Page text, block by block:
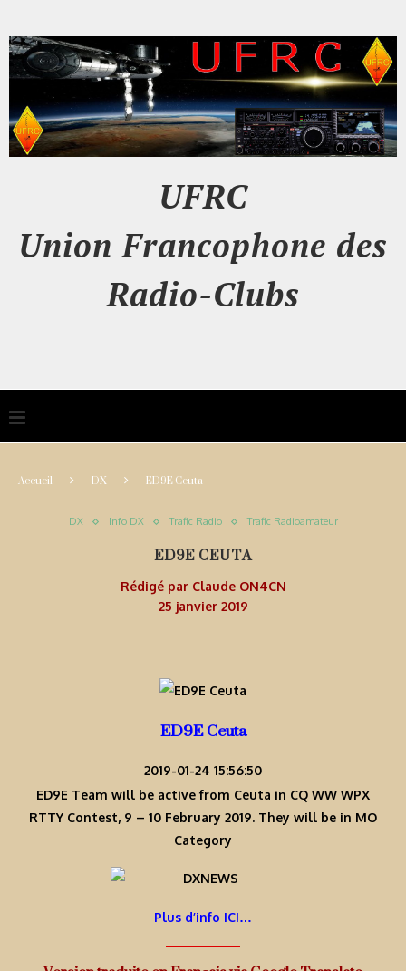
UFRC
Union Francophone des
Radio-Clubs
Accueil DX ED9E Ceuta
DX Info DX Trafic Radio Trafic Radioamateur
ED9E CEUTA
Rédigé par Claude ON4CN
25 janvier 2019
ED9E Ceuta
2019-01-24 15:56:50
ED9E Team will be active from Ceuta in CQ WW WPX
RTTY Contest, 9 – 10 February 2019. They will be in MO
Category
Plus d’info ICI…